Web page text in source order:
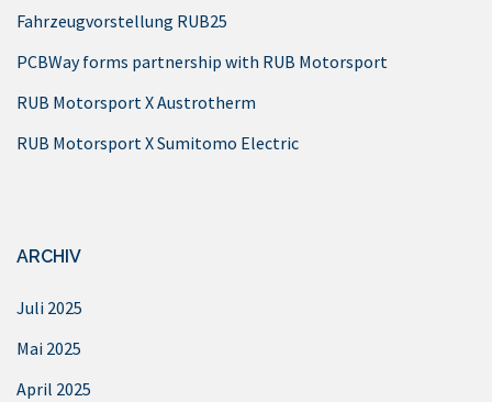
Fahrzeugvorstellung RUB25
PCBWay forms partnership with RUB Motorsport
RUB Motorsport X Austrotherm
RUB Motorsport X Sumitomo Electric
ARCHIV
Juli 2025
Mai 2025
April 2025